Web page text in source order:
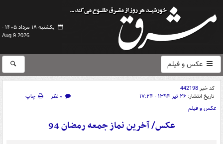
یکشنبه ۱۸ مرداد ۱۴۰۵ -
Aug 9 2026
عکس و فیلم
کد خبر442198
تاریخ انتشار: ۲۶ تیر ۱۳۹۴ - ۱۷:۲۴ ۰ نظر
چاپ
عکس و فیلم
عکس/ آخرین نماز جمعه رمضان 94